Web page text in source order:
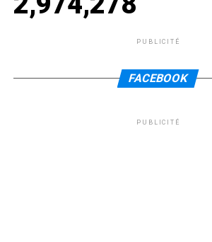
PUBLICITÉ
FACEBOOK
PUBLICITÉ